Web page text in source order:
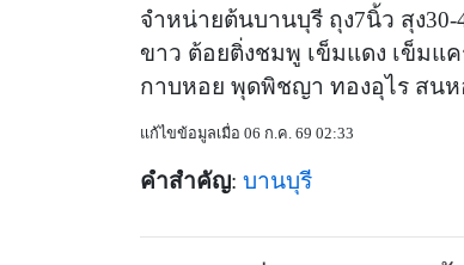
จำหน่ายต้นบานบุรี ถุง7นิ้ว สุง
ขาว ต้อยติ่งชมพู เข็มแดง เข็มแ
กาบหอย พุดพิชญา ทองอุไร สน
แก้ไขข้อมูลเมื่อ 06 ก.ค. 69 02:33
คำสำคัญ: บานบุรี